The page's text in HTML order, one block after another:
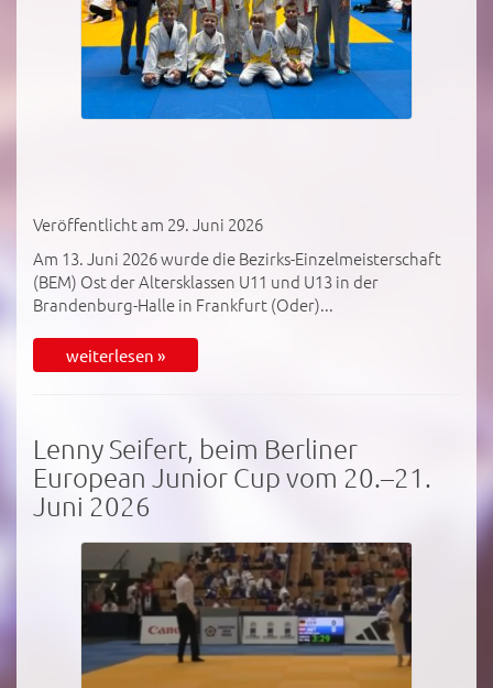
Veröffentlicht am 29. Juni 2026
Am 13. Juni 2026 wurde die Bezirks-Einzelmeisterschaft
(BEM) Ost der Altersklassen U11 und U13 in der
Brandenburg-Halle in Frankfurt (Oder)...
weiterlesen »
Lenny Seifert, beim Berliner
European Junior Cup vom 20.–21.
Juni 2026